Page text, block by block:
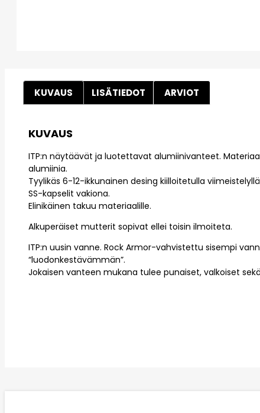
KUVAUS LISÄTIEDOT ARVIOT
KUVAUS
ITP:n näytäävät ja luotettavat alumiinivanteet.
alumiinia.
Tyylikäs 6-12-ikkunainen desing kiilloitetulla
SS-kapselit vakiona.
Elinikäinen takuu materiaalille.
Alkuperäiset mutterit sopivat ellei toisin ilmoiteta.
ITP:n uusin vanne. Rock Armor-vahvistettu sisempi
“luodonkestävämmän”.
Jokaisen vanteen mukana tulee punaiset, valkoiset